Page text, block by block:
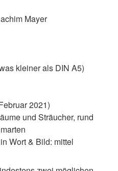
Mayer
kleiner als DIN A5)
2021)
und Sträucher, rund
Wort & Bild: mittel